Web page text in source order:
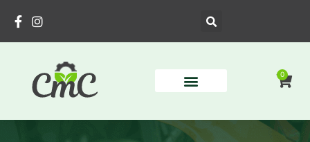
contenu
0